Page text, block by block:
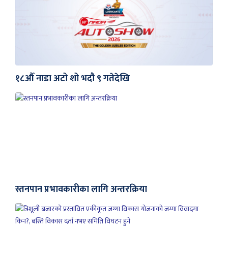
१८औँ नाडा अटो शो भदौ ९ गतेदेखि
स्तनपान प्रभावकारीका लागि अन्तरक्रिया